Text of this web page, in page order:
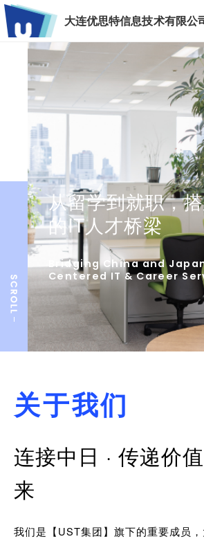
大连优思特信息技术有限公
从留学到就职，
的IT人才桥梁
Bridging China and
Centered IT & Career
关于我们
连接中日 · 传递价
来
我们是【UST集团】旗下的重要成员